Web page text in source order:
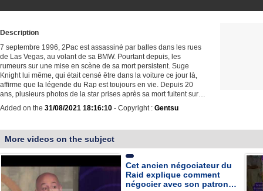
Description
7 septembre 1996, 2Pac est assassiné par balles dans les rues
de Las Vegas, au volant de sa BMW. Pourtant depuis, les
rumeurs sur une mise en scène de sa mort persistent. Suge
Knight lui même, qui était censé être dans la voiture ce jour là,
affirme que la légende du Rap est toujours en vie. Depuis 20
ans, plusieurs photos de la star prises après sa mort fuitent sur…
Added on the 31/08/2021 18:16:10 - Copyright : Gentsu
More videos on the subject
Cet ancien négociateur du
Raid explique comment
négocier avec son patron…